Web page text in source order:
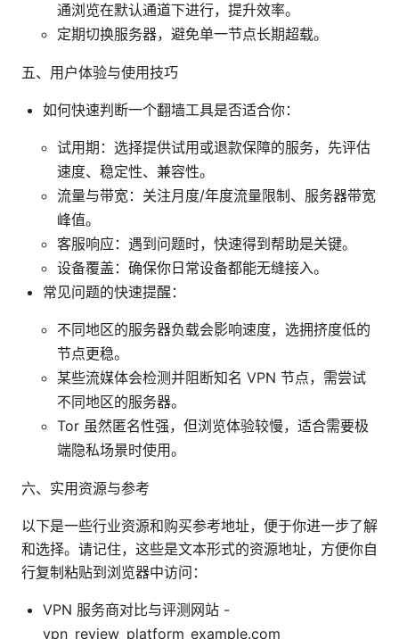
通浏览在默认通道下进行，提升效率。
定期切换服务器，避免单一节点长期超载。
五、用户体验与使用技巧
如何快速判断一个翻墙工具是否适合你：
试用期：选择提供试用或退款保障的服务，先评估
速度、稳定性、兼容性。
流量与带宽：关注月度/年度流量限制、服务器带宽
峰值。
客服响应：遇到问题时，快速得到帮助是关键。
设备覆盖：确保你日常设备都能无缝接入。
常见问题的快速提醒：
不同地区的服务器负载会影响速度，选拥挤度低的
节点更稳。
某些流媒体会检测并阻断知名 VPN 节点，需尝试
不同地区的服务器。
Tor 虽然匿名性强，但浏览体验较慢，适合需要极
端隐私场景时使用。
六、实用资源与参考
以下是一些行业资源和购买参考地址，便于你进一步了解
和选择。请记住，这些是文本形式的资源地址，方便你自
行复制粘贴到浏览器中访问：
VPN 服务商对比与评测网站 -
vpn_review_platform_example.com